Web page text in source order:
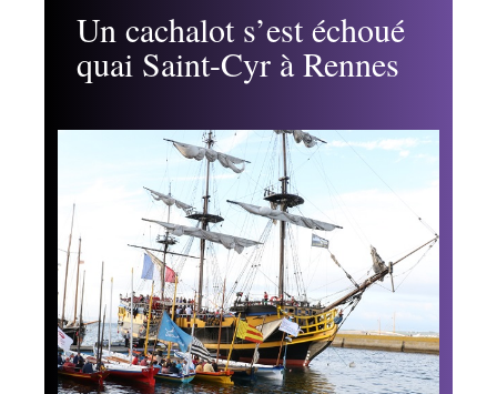
Un cachalot s’est échoué
quai Saint-Cyr à Rennes